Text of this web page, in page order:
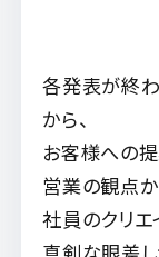
各発表が終
から、
お客様への
営業の観点か
社員のクリエ
真剣な眼差